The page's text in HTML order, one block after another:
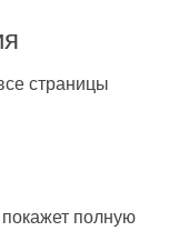
страницы
полную